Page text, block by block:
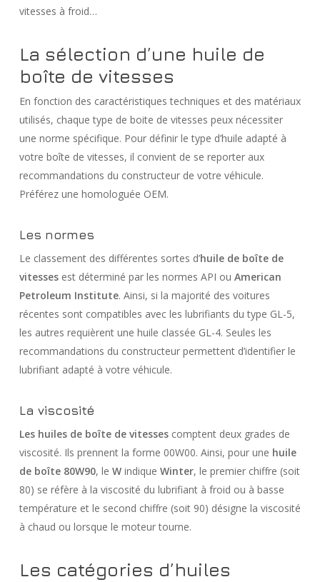
vitesses à froid…
La sélection d’une huile de
boîte de vitesses
En fonction des caractéristiques techniques et des matériaux
utilisés, chaque type de boite de vitesses peux nécessiter
une norme spécifique. Pour définir le type d’huile adapté à
votre boîte de vitesses, il convient de se reporter aux
recommandations du constructeur de votre véhicule.
Préférez une homologuée OEM.
Les normes
Le classement des différentes sortes d’huile de boîte de
vitesses est déterminé par les normes API ou American
Petroleum Institute. Ainsi, si la majorité des voitures
récentes sont compatibles avec les lubrifiants du type GL-5,
les autres requièrent une huile classée GL-4. Seules les
recommandations du constructeur permettent d’identifier le
lubrifiant adapté à votre véhicule.
La viscosité
Les huiles de boîte de vitesses comptent deux grades de
viscosité. Ils prennent la forme 00W00. Ainsi, pour une huile
de boîte 80W90, le W indique Winter, le premier chiffre (soit
80) se réfère à la viscosité du lubrifiant à froid ou à basse
température et le second chiffre (soit 90) désigne la viscosité
à chaud ou lorsque le moteur tourne.
Les catégories d’huiles